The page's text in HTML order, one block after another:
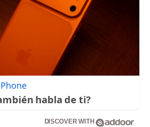
habla de ti?
DISCOVER WITH